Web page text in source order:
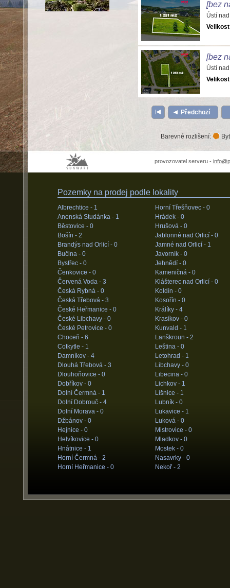
[bez
Ústí
[bez
Ústí
Předchozí
Barevné rozlišení:
provozovatel serveru -
Pozemky na prodej podle lokality
Albrechtice - 1
Anenská Studánka - 1
Běstovice - 0
Bošín - 2
Brandýs nad Orlicí - 0
Bučina - 0
Bystřec - 0
Čenkovice - 0
Červená Voda - 3
Česká Rybná - 0
Česká Třebová - 3
České Heřmanice - 0
České Libchavy - 0
České Petrovice - 0
Choceň - 6
Cotkytle - 1
Damníkov - 4
Dlouhá Třebová - 3
Dlouhoňovice - 0
Dobříkov - 0
Dolní Čermná - 1
Dolní Dobrouč - 4
Dolní Morava - 0
Džbánov - 0
Hejnice - 0
Helvíkovice - 0
Hnátnice - 1
Horní Čermná - 2
Horní Heřmanice - 0
Horní Třešňovec - 0
Hrádek - 0
Hrušová - 0
Jablonné nad Orlicí - 0
Jamné nad Orlicí - 1
Javorník - 0
Jehnědí - 0
Kameničná - 0
Klášterec nad Orlicí - 0
Koldín - 0
Kosořín - 0
Králíky - 4
Krasíkov - 0
Kunvald - 1
Lanškroun - 2
Leština - 0
Letohrad - 1
Libchavy - 0
Libecina - 0
Lichkov - 1
Líšnice - 1
Lubník - 0
Lukavice - 1
Luková - 0
Mistrovice - 0
Mladkov - 0
Mostek - 0
Nasavrky - 0
Nekoř - 2